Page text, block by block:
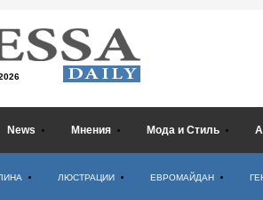
News Мнения Мода и Стиль
ЛЮСТРАЦИИ ЕВРОМАЙДАН